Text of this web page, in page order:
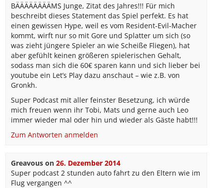
BÄÄÄÄÄÄÄÄMS Junge, Zitat des Jahres!!! Für mich
beschreibt dieses Statement das Spiel perfekt. Es hat
einen gewissen Hype, weil es vom Resident-Evil-Macher
kommt, wirft nur so mit Gore und Splatter um sich (so
was zieht jüngere Spieler an wie Scheiße Fliegen), hat
aber gefühlt keinen größeren spielerischen Gehalt,
sodass man sich die 60€ sparen kann und sich lieber bei
youtube ein Let’s Play dazu anschaut – wie z.B. von
Gronkh.
Super Podcast mit aller feinster Besetzung, ich würde
mich freuen wenn ihr Tobi, Mats und gerne auch Leo
immer wieder mal oder hin und wieder als Gäste habt!!!
Zum Antworten anmelden
Greavouson 26. Dezember 2014
Super podcast 2 stunden auto fahrt zu den Eltern wie im
Flug vergangen ^^